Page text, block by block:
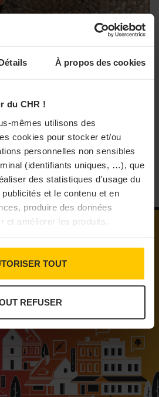
À propos des cookies
du CHR !
mêmes utilisons des
cookies pour stocker et/ou
personnelles non sensibles
(identifiants uniques, …), que
des statistiques d'usage du
et le contenu et en
produire des données
et améliorer les produits.
TOUT
REFUSER
deux gammes
vin bio et engagés,
que vivent les commerces
de proximité